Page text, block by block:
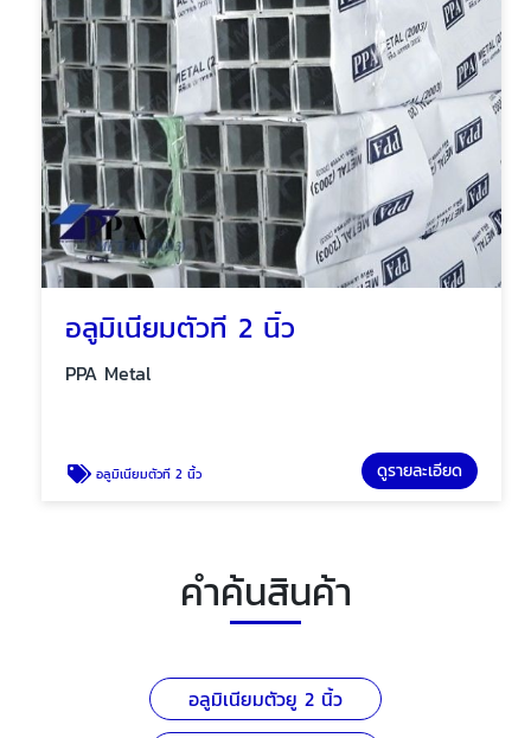
อลูมิเนียมตัวที 2 นิ้ว
PPA Metal
อลูมิเนียมตัวที 2 นิ้ว ดูรายละเอียด
คำค้นสินค้า
อลูมิเนียมตัวยู 2 นิ้ว